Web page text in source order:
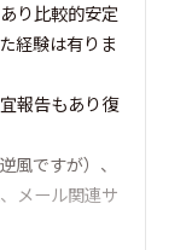
り比較的安定
経験は有りま
報告もあり復
風ですが）、
メール関連サ